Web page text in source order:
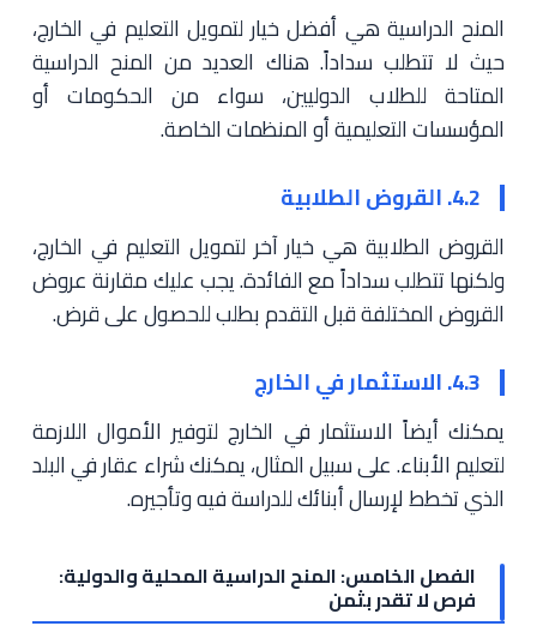
المنح الدراسية هي أفضل خيار لتمويل التعليم في الخارج،
حيث لا تتطلب سداداً. هناك العديد من المنح الدراسية
المتاحة للطلاب الدوليين، سواء من الحكومات أو
المؤسسات التعليمية أو المنظمات الخاصة.
4.2. القروض الطلابية
القروض الطلابية هي خيار آخر لتمويل التعليم في الخارج،
ولكنها تتطلب سداداً مع الفائدة. يجب عليك مقارنة عروض
القروض المختلفة قبل التقدم بطلب للحصول على قرض.
4.3. الاستثمار في الخارج
يمكنك أيضاً الاستثمار في الخارج لتوفير الأموال اللازمة
لتعليم الأبناء. على سبيل المثال، يمكنك شراء عقار في البلد
الذي تخطط لإرسال أبنائك للدراسة فيه وتأجيره.
الفصل الخامس: المنح الدراسية المحلية والدولية:
فرص لا تقدر بثمن